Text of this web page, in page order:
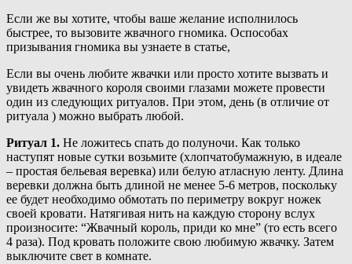
Если же вы хотите, чтобы ваше желание исполнилось
быстрее, то вызовите жвачного гномика. Оспособах
призывания гномика вы узнаете в статье,
Если вы очень любите жвачки или просто хотите вызвать и
увидеть жвачного короля своими глазами можете провести
один из следующих ритуалов. При этом, день (в отличие от
ритуала ) можно выбрать любой.
Ритуал 1. Не ложитесь спать до полуночи. Как только
наступят новые сутки возьмите (хлопчатобумажную, в идеале
– простая бельевая веревка) или белую атласную ленту. Длина
веревки должна быть длиной не менее 5-6 метров, поскольку
ее будет необходимо обмотать по периметру вокруг ножек
своей кровати. Натягивая нить на каждую сторону вслух
произносите: “Жвачный король, приди ко мне” (то есть всего
4 раза). Под кровать положите свою любимую жвачку. Затем
выключите свет в комнате.